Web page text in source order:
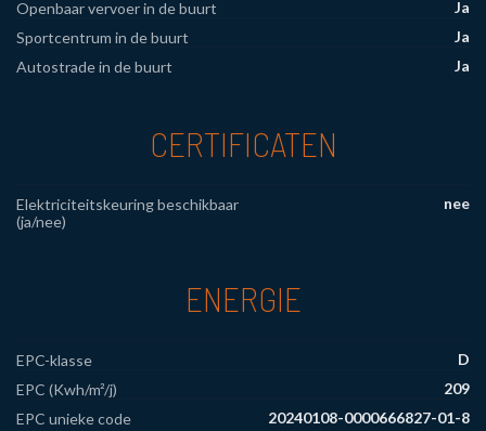
Openbaar vervoer in de buurt
Ja
Sportcentrum in de buurt
Ja
Autostrade in de buurt
Ja
CERTIFICATEN
Elektriciteitskeuring beschikbaar
(ja/nee)
nee
ENERGIE
EPC-klasse
D
EPC (Kwh/m²/j)
209
EPC unieke code
20240108-0000666827-01-8